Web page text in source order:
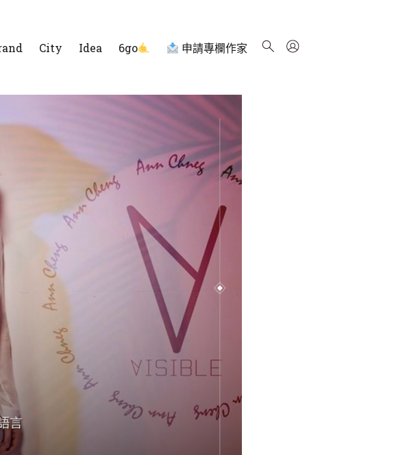
City Idea 6go 申請專欄作家